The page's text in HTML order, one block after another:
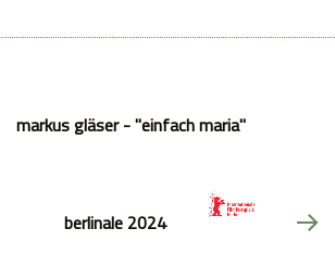
markus gläser - "einfach maria"
berlinale 2024